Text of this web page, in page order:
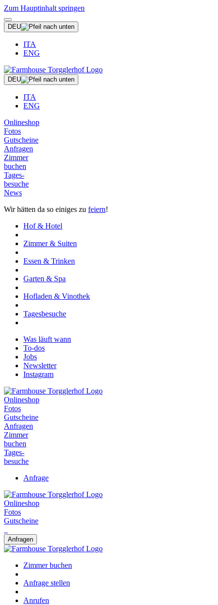
Zum Hauptinhalt springen
DEU
ITA
ENG
DEU
ITA
ENG
Onlineshop
Fotos
Gutscheine
Anfragen
Zimmer
buchen
Tages-
besuche
News
Wir hätten da so einiges zu feiern!
Hof & Hotel
Zimmer & Suiten
Essen & Trinken
Garten & Spa
Hofladen & Vinothek
Tagesbesuche
Was läuft wann
To-dos
Jobs
Newsletter
Instagram
Onlineshop
Fotos
Gutscheine
Anfragen
Zimmer
buchen
Tages-
besuche
Anfrage
Onlineshop
Fotos
Gutscheine
Anfragen
Zimmer buchen
Anfrage stellen
Anrufen